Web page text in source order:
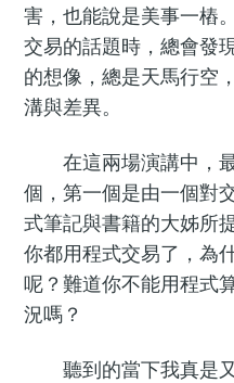
害，也能說是美事一樁
交易的話題時，總會發
的想像，總是天馬行空
溝與差異。
在這兩場演講中，最
個，第一個是由一個對
式筆記與書籍的大姊所
你都用程式交易了，為
呢？難道你不能用程式
況嗎？
聽到的當下我真是又